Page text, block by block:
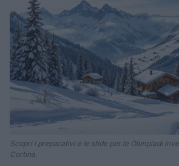
Scopri i preparativi e le sfide per le Olimpiadi
Cortina.